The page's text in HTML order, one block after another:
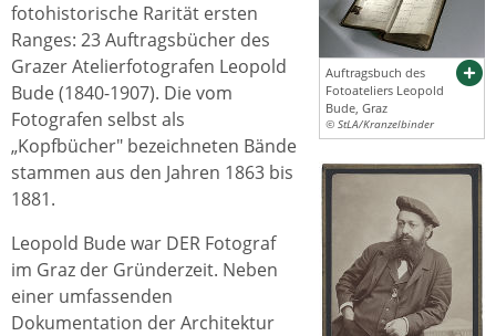
Auftragsbuch des
Fotoateliers Leopold
Bude, Graz
© StLA/Kranzelbinder
fotohistorische Rarität ersten
Ranges: 23 Auftragsbücher des
Grazer Atelierfotografen Leopold
Bude (1840-1907). Die vom
Fotografen selbst als
„Kopfbücher" bezeichneten Bände
stammen aus den Jahren 1863 bis
1881.
Leopold Bude war DER Fotograf
im Graz der Gründerzeit. Neben
einer umfassenden
Dokumentation der Architektur